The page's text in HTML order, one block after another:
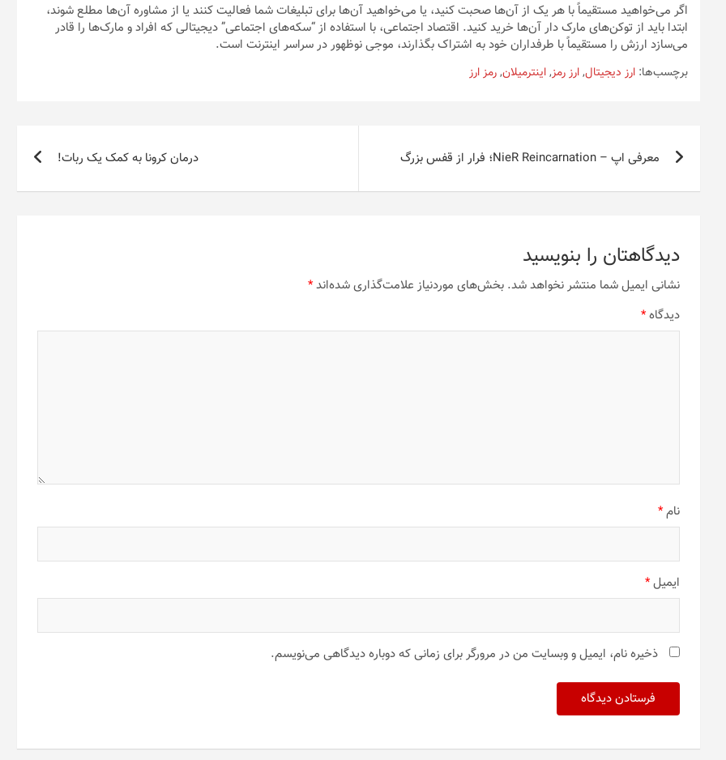
اگر می‌خواهید مستقیماً با هر یک از آن‌ها صحبت کنید، یا می‌خواهید آن‌ها برای تبلیغات شما فعالیت کنند یا از مشاوره آن‌ها مطلع شوند،
ابتدا باید از توکن‌های مارک دار آن‌ها خرید کنید. اقتصاد اجتماعی، با استفاده از “سکه‌های اجتماعی” دیجیتالی که افراد و مارک‌ها را قادر
می‌سازد ارزش را مستقیماً با طرفداران خود به اشتراک بگذارند، موجی نوظهور در سراسر اینترنت است.
برچسب‌ها: ارز دیجیتال,ارز رمز,اینترمیلان,رمز ارز
راهبری
نوشتهمعرفی اپ – NieR Reincarnation؛ فرار از قفس بزرگ درمان کرونا به کمک یک ربات!
دیدگاهتان را بنویسید
نشانی ایمیل شما منتشر نخواهد شد. بخش‌های موردنیاز علامت‌گذاری شده‌اند*
دیدگاه*
نام*
ایمیل*
ذخیره نام، ایمیل و وبسایت من در مرورگر برای زمانی که دوباره دیدگاهی می‌نویسم.